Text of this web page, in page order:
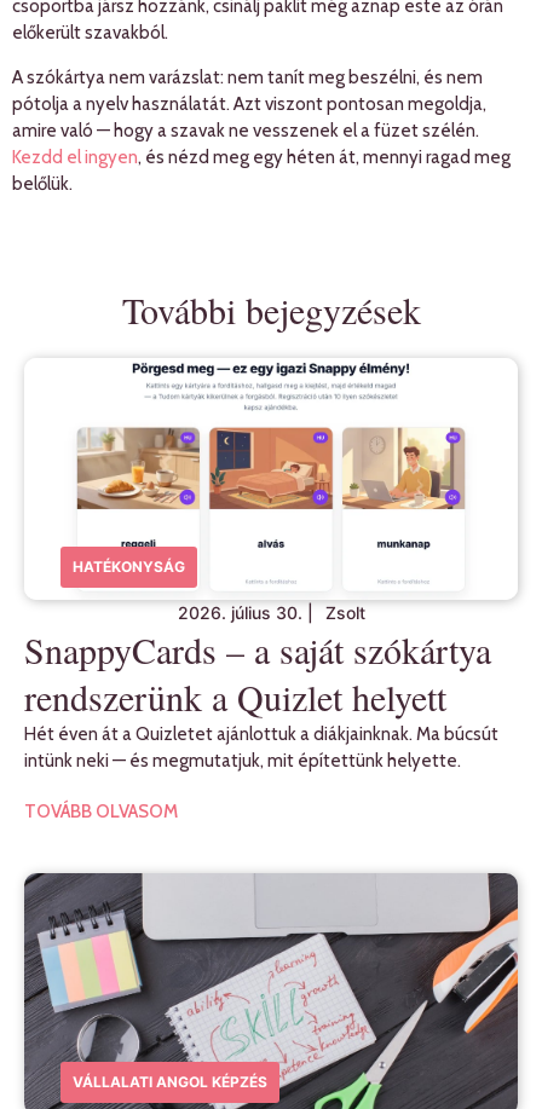
csoportba jársz hozzánk, csinálj paklit még aznap este az órán
előkerült szavakból.
A szókártya nem varázslat: nem tanít meg beszélni, és nem
pótolja a nyelv használatát. Azt viszont pontosan megoldja,
amire való — hogy a szavak ne vesszenek el a füzet szélén.
Kezdd el ingyen, és nézd meg egy héten át, mennyi ragad meg
belőlük.
További bejegyzések
HATÉKONYSÁG
2026. július 30. Zsolt
SnappyCards – a saját szókártya
rendszerünk a Quizlet helyett
Hét éven át a Quizletet ajánlottuk a diákjainknak. Ma búcsút
intünk neki — és megmutatjuk, mit építettünk helyette.
TOVÁBB OLVASOM
VÁLLALATI ANGOL KÉPZÉS